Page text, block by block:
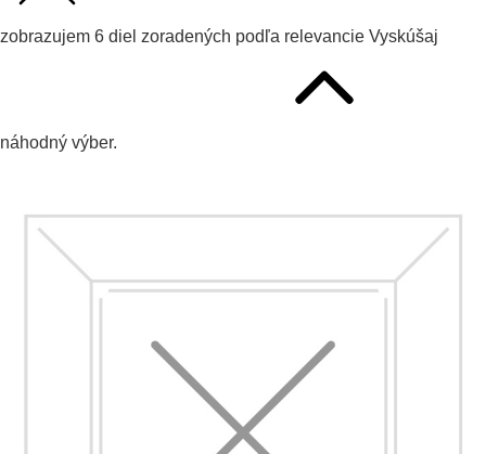
zobrazujem 6 diel zoradených podľa relevancie Vyskúšaj
náhodný výber.